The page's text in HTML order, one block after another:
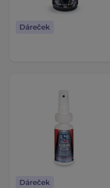
Dáreček
Dáreček